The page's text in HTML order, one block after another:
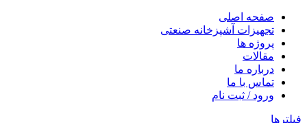
صفحه اصلی
تجهیزات آشپزخانه صنعتی
پروژه ها
مقالات
درباره ما
تماس با ما
ورود / ثبت نام
فیلترها